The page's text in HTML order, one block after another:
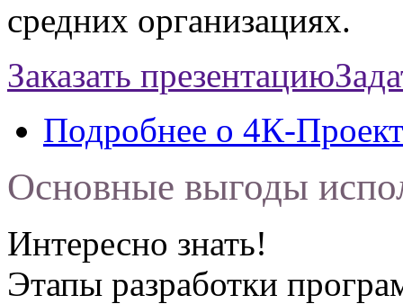
средних организациях.
Заказать презентацию
Подробнее о 4К-
Основные выгоды
Интересно знать!
Этапы разработки